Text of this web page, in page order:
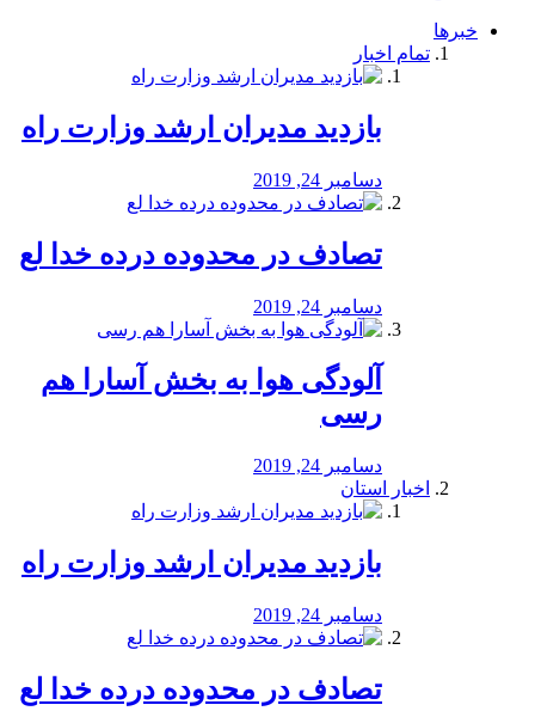
خبرها
تمام اخبار
بازدید مدیران ارشد وزارت راه
دسامبر 24, 2019
تصادف در محدوده درده خدا لع
دسامبر 24, 2019
آلودگی هوا به بخش آسارا هم
رسی
دسامبر 24, 2019
اخبار استان
بازدید مدیران ارشد وزارت راه
دسامبر 24, 2019
تصادف در محدوده درده خدا لع